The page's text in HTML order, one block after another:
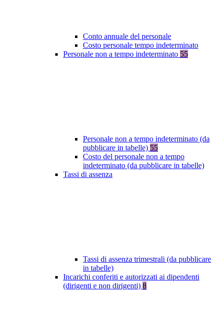
Conto annuale del personale
Costo personale tempo indeterminato
Personale non a tempo indeterminato 55
Personale non a tempo indeterminato (da
pubblicare in tabelle) 55
Costo del personale non a tempo
indeterminato (da pubblicare in tabelle)
Tassi di assenza
Tassi di assenza trimestrali (da pubblicare
in tabelle)
Incarichi conferiti e autorizzati ai dipendenti
(dirigenti e non dirigenti) 8